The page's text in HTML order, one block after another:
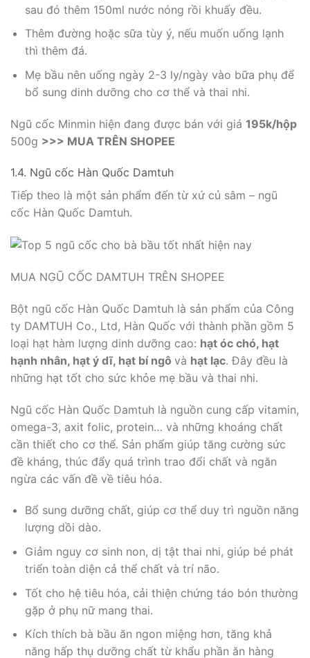
sau đó thêm 150ml nước nóng rồi khuấy đều.
Thêm đường hoặc sữa tùy ý, nếu muốn uống lạnh
thì thêm đá.
Mẹ bầu nên uống ngày 2-3 ly/ngày vào bữa phụ để
bổ sung dinh dưỡng cho cơ thể và thai nhi.
Ngũ cốc Minmin hiện đang được bán với giá 195k/hộp
500g >>> MUA TRÊN SHOPEE
1.4. Ngũ cốc Hàn Quốc Damtuh
Tiếp theo là một sản phẩm đến từ xứ củ sâm – ngũ
cốc Hàn Quốc Damtuh.
MUA NGŨ CỐC DAMTUH TRÊN SHOPEE
Bột ngũ cốc Hàn Quốc Damtuh là sản phẩm của Công
ty DAMTUH Co., Ltd, Hàn Quốc với thành phần gồm 5
loại hạt hàm lượng dinh dưỡng cao: hạt óc chó, hạt
hạnh nhân, hạt ý dĩ, hạt bí ngô và hạt lạc. Đây đều là
những hạt tốt cho sức khỏe mẹ bầu và thai nhi.
Ngũ cốc Hàn Quốc Damtuh là nguồn cung cấp vitamin,
omega-3, axit folic, protein… và những khoáng chất
cần thiết cho cơ thể. Sản phẩm giúp tăng cường sức
đề kháng, thúc đẩy quá trình trao đổi chất và ngăn
ngừa các vấn đề về tiêu hóa.
Bổ sung dưỡng chất, giúp cơ thể duy trì nguồn năng
lượng dồi dào.
Giảm nguy cơ sinh non, dị tật thai nhi, giúp bé phát
triển toàn diện cả thể chất và trí não.
Tốt cho hệ tiêu hóa, cải thiện chứng táo bón thường
gặp ở phụ nữ mang thai.
Kích thích bà bầu ăn ngon miệng hơn, tăng khả
năng hấp thụ dưỡng chất từ khẩu phần ăn hàng